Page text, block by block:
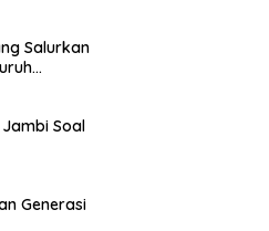
Salurkan
Soal
Generasi